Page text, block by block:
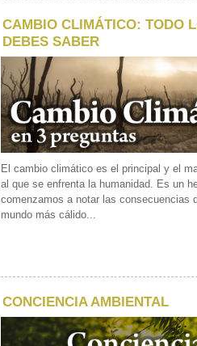
CAMBIO CLIMÁTICO: TODO
DEBES SABER
El cambio climático es el principal y el
al que se enfrenta la humanidad. Es un
comenzamos a notar las consecuencias
mundo más cálido...
CONCIENCIA AMBIENTAL